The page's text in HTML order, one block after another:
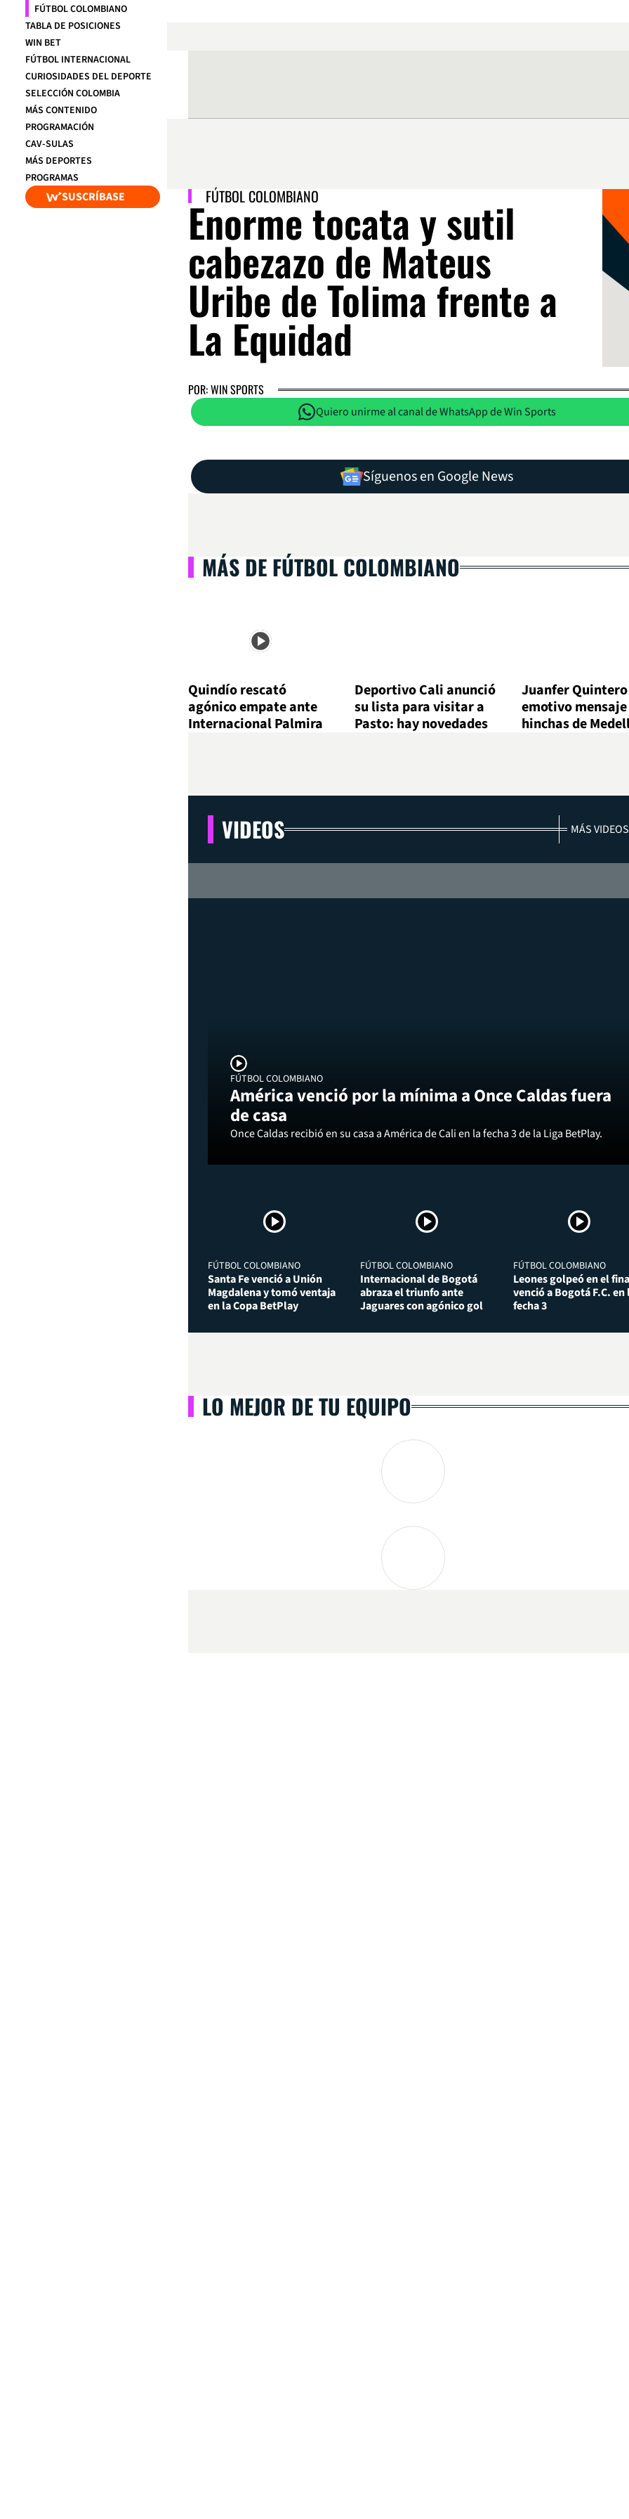
FÚTBOL COLOMBIANO
TABLA DE POSICIONES
WIN BET
FÚTBOL INTERNACIONAL
CURIOSIDADES DEL DEPORTE
SELECCIÓN COLOMBIA
MÁS CONTENIDO
PROGRAMACIÓN
CAV-SULAS
MÁS DEPORTES
PROGRAMAS
SUSCRÍBASE FÚTBOL COLOMBIANO
Enorme tocata y sutil
cabezazo de Mateus
Uribe de Tolima frente a
La Equidad
POR: WIN SPORTS
Quiero unirme al canal de WhatsApp de Win Sports
Síguenos en Google News
MÁS DE FÚTBOL COLOMBIANO
Quindío rescató
agónico empate ante
Internacional Palmira
Deportivo Cali anunció
su lista para visitar a
Pasto: hay novedades
Juanfer
emotivo
hinchas de
VIDEOS MÁS VIDEOS
FÚTBOL COLOMBIANO
América venció por la mínima a Once Caldas fuera
de casa
Once Caldas recibió en su casa a América de Cali en la fecha 3 de la Liga BetPlay.
FÚTBOL COLOMBIANO
Santa Fe venció a Unión
Magdalena y tomó ventaja
en la Copa BetPlay
FÚTBOL COLOMBIANO
Internacional de Bogotá
abraza el triunfo ante
Jaguares con agónico gol
FÚTBOL COLOMBIANO
Leones golpeó en el
venció a Bogotá F.C. en
fecha 3
LO MEJOR DE TU EQUIPO